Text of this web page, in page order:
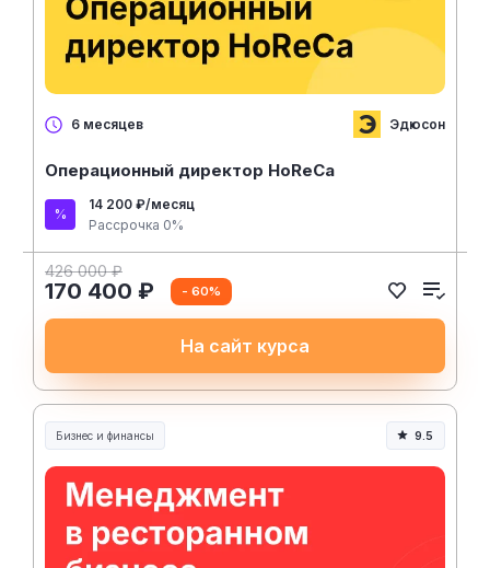
6 месяцев Эдюсон
Операционный директор HoReCa
14 200 ₽/месяц
Рассрочка 0%
426 000 ₽
170 400 ₽ - 60%
На сайт курса
Бизнес и финансы 9.5